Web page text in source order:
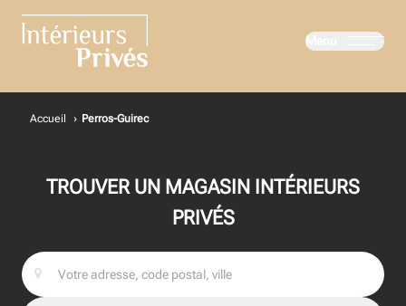
Menu
Accueil › Perros-Guirec
TROUVER UN MAGASIN INTÉRIEURS
PRIVÉS